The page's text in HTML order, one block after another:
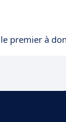
premier à